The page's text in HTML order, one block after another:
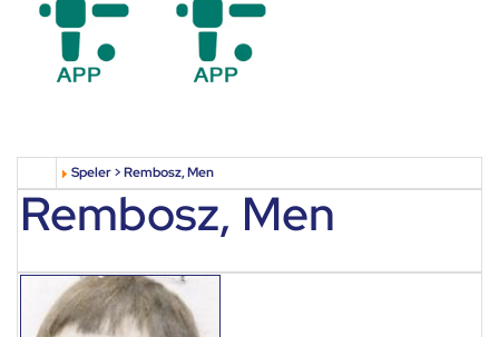
Speler > Rembosz, Men
Rembosz, Men